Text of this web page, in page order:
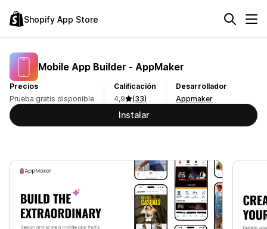
Shopify App Store
Mobile App Builder ‑ AppMaker
Precios
Prueba gratis disponible
Calificación
4,9
(33)
Desarrollador
Appmaker
Instalar